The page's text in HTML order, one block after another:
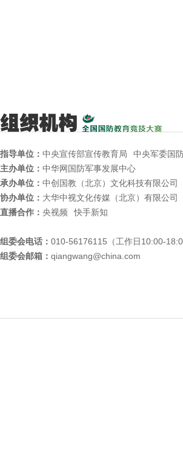
指导单位： 中央宣传部宣传教育局
中央军委国
主办单位： 中华网国防军事发展中心
承办单位： 中创国教（北京）文化科技有限公司
协办单位： 大华中视文化传媒（北京）有限公司
直播合作： 央视频 快手新知
组委会电话： 010-56176115（工作日10:00-
组委会邮箱： qiangwang@china.com